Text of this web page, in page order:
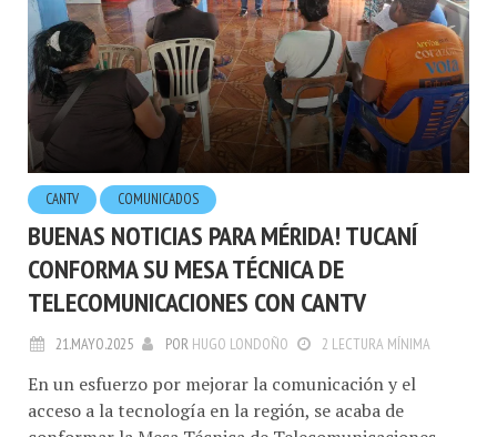
CANTV COMUNICADOS
BUENAS NOTICIAS PARA MÉRIDA! TUCANÍ
CONFORMA SU MESA TÉCNICA DE
TELECOMUNICACIONES CON CANTV
21.MAYO.2025 POR HUGO LONDOÑO 2 LECTURA MÍNIMA
En un esfuerzo por mejorar la comunicación y el
acceso a la tecnología en la región, se acaba de